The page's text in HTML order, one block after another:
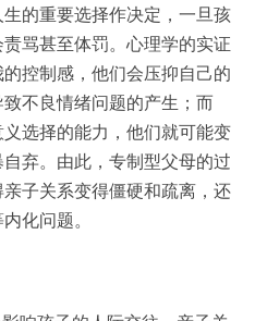
的重要选择作决定，一旦孩
骂甚至体罚。心理学的实证
控制感，他们会压抑自己的
不良情绪问题的产生；而
选择的能力，他们就可能变
弃。由此，专制型父母的过
子关系变得僵硬和疏离，还
化问题。